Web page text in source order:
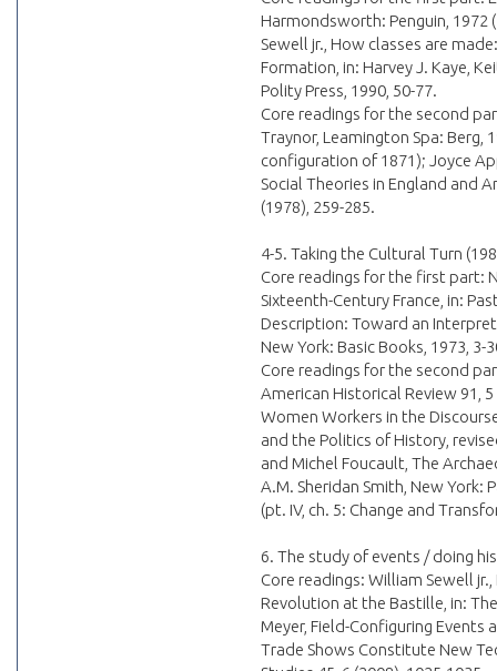
Harmondsworth: Penguin, 1972
Sewell jr., How classes are
Formation, in: Harvey J. Kaye,
Polity Press, 1990, 50-77.
Core readings for the second
Traynor, Leamington Spa: Berg,
configuration of 1871); Joyce
Social Theories in England and
(1978), 259-285.
4-5. Taking the Cultural Turn
Core readings for the first part:
Sixteenth-Century France, in:
Description: Toward an
New York: Basic Books, 1973, 3-
Core readings for the second
American Historical Review 91, 5
Women Workers in the
and the Politics of History,
and Michel Foucault, The
A.M. Sheridan Smith, New York:
(pt. IV, ch. 5: Change and
6. The study of events / doing
Core readings: William Sewell
Revolution at the Bastille, in:
Meyer, Field-Configuring Events
Trade Shows Constitute New